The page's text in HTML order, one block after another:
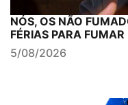
NÓS, OS NÃO
FÉRIAS PARA FUMAR
5/08/2026